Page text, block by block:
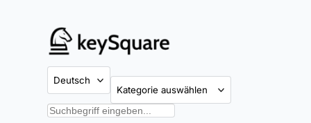
Suchen